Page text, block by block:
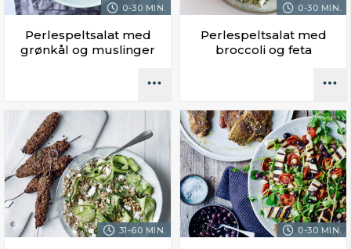
0-30 MIN.
Perlespeltsalat med
grønkål og muslinger
0-30 MIN.
Perlespeltsalat med
broccoli og feta
31-60 MIN. 0-30 MIN.